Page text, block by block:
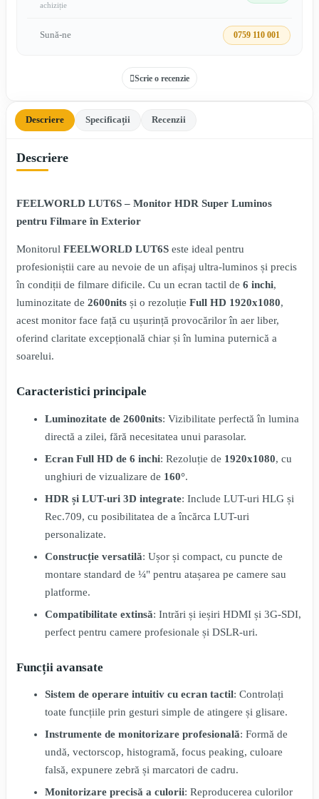
achiziție
Sună-ne 0759 110 001
Scrie o recenzie
Descriere Specificații Recenzii
Descriere
FEELWORLD LUT6S – Monitor HDR Super Luminos
pentru Filmare în Exterior
Monitorul FEELWORLD LUT6S este ideal pentru
profesioniștii care au nevoie de un afișaj ultra-luminos și precis
în condiții de filmare dificile. Cu un ecran tactil de 6 inchi,
luminozitate de 2600nits și o rezoluție Full HD 1920x1080,
acest monitor face față cu ușurință provocărilor în aer liber,
oferind claritate excepțională chiar și în lumina puternică a
soarelui.
Caracteristici principale
Luminozitate de 2600nits: Vizibilitate perfectă în lumina
directă a zilei, fără necesitatea unui parasolar.
Ecran Full HD de 6 inchi: Rezoluție de 1920x1080, cu
unghiuri de vizualizare de 160°.
HDR și LUT-uri 3D integrate: Include LUT-uri HLG și
Rec.709, cu posibilitatea de a încărca LUT-uri
personalizate.
Construcție versatilă: Ușor și compact, cu puncte de
montare standard de ¼" pentru atașarea pe camere sau
platforme.
Compatibilitate extinsă: Intrări și ieșiri HDMI și 3G-SDI,
perfect pentru camere profesionale și DSLR-uri.
Funcții avansate
Sistem de operare intuitiv cu ecran tactil: Controlați
toate funcțiile prin gesturi simple de atingere și glisare.
Instrumente de monitorizare profesională: Formă de
undă, vectorscop, histogramă, focus peaking, culoare
falsă, expunere zebră și marcatori de cadru.
Monitorizare precisă a culorii: Reproducerea culorilor